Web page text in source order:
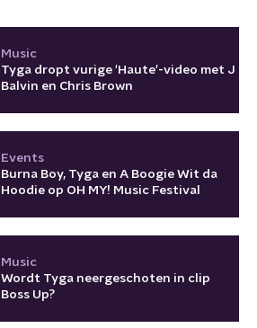
Music
Tyga dropt vurige 'Haute'-video met J
Balvin en Chris Brown
Events
Burna Boy, Tyga en A Boogie Wit da
Hoodie op OH MY! Music Festival
Music
Wordt Tyga neergeschoten in clip
Boss Up?